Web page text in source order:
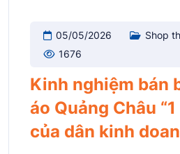
05/05/2026
Shop
1676
Kinh nghiệm bán
áo Quảng Châu
của dân kinh